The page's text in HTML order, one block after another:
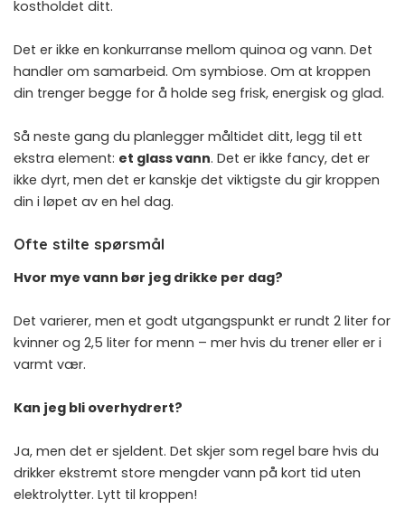
kostholdet ditt.
Det er ikke en konkurranse mellom quinoa og vann. Det
handler om samarbeid. Om symbiose. Om at kroppen
din trenger begge for å holde seg frisk, energisk og glad.
Så neste gang du planlegger måltidet ditt, legg til ett
ekstra element: et glass vann. Det er ikke fancy, det er
ikke dyrt, men det er kanskje det viktigste du gir kroppen
din i løpet av en hel dag.
Ofte stilte spørsmål
Hvor mye vann bør jeg drikke per dag?
Det varierer, men et godt utgangspunkt er rundt 2 liter for
kvinner og 2,5 liter for menn – mer hvis du trener eller er i
varmt vær.
Kan jeg bli overhydrert?
Ja, men det er sjeldent. Det skjer som regel bare hvis du
drikker ekstremt store mengder vann på kort tid uten
elektrolytter. Lytt til kroppen!